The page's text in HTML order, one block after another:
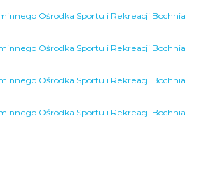
Ośrodka Sportu i Rekreacji Bochnia
Ośrodka Sportu i Rekreacji Bochnia
Ośrodka Sportu i Rekreacji Bochnia
Ośrodka Sportu i Rekreacji Bochnia